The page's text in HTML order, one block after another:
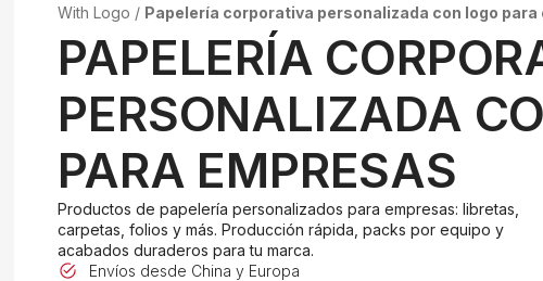
With Logo / Papelería corporativa personalizada con logo para
PAPELERÍA
PERSONALIZADA
PARA EMPRESAS
Productos de papelería personalizados para empresas: libretas,
carpetas, folios y más. Producción rápida, packs por equipo y
acabados duraderos para tu marca.
Envíos desde China y Europa